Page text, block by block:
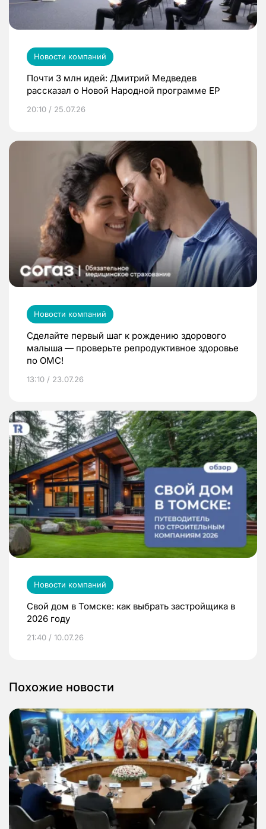
Новости компаний
Почти 3 млн идей: Дмитрий Медведев
рассказал о Новой Народной программе ЕР
20:10 / 25.07.26
Новости компаний
Сделайте первый шаг к рождению здорового
малыша — проверьте репродуктивное здоровье
по ОМС!
13:10 / 23.07.26
Новости компаний
Свой дом в Томске: как выбрать застройщика в
2026 году
21:40 / 10.07.26
Похожие новости